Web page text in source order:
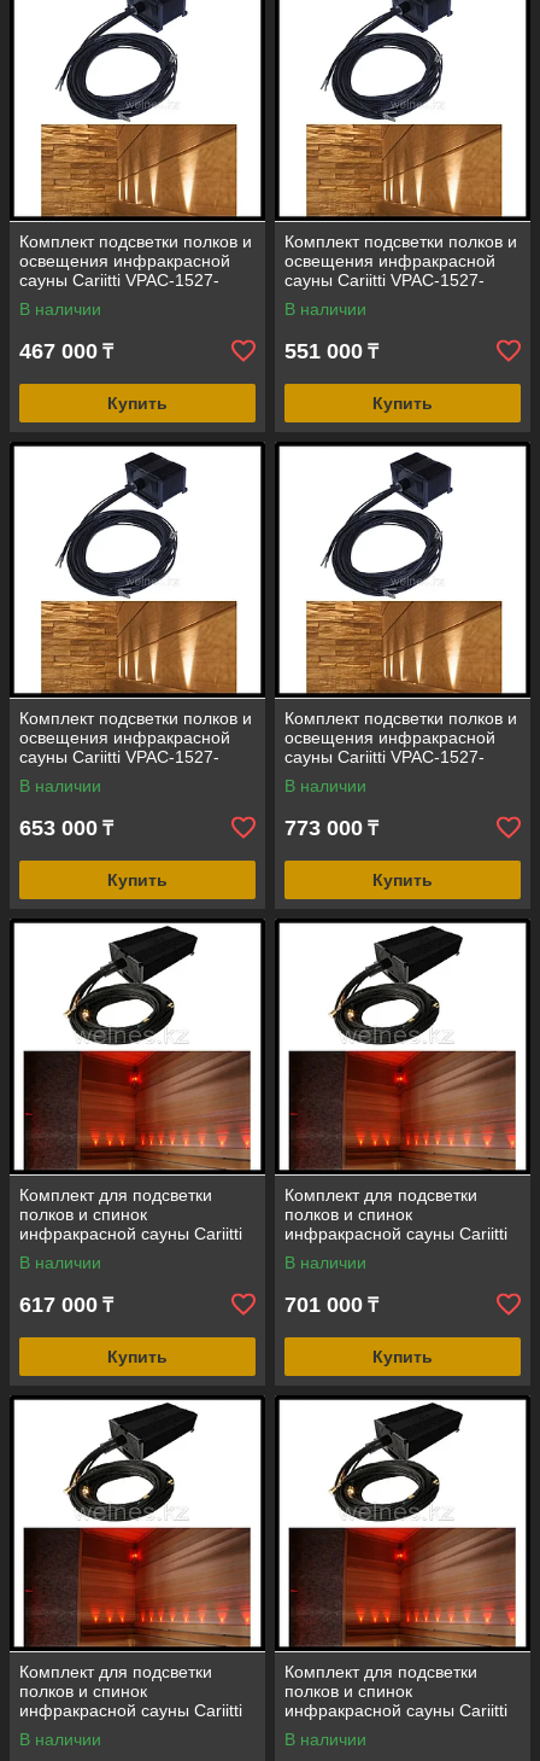
Комплект подсветки полков и
освещения инфракрасной
сауны Cariitti VPAC-1527-
G211 (стекловолокно, 10+1
точка)
В наличии
467 000 ₸
Купить
Комплект подсветки полков и
освещения инфракрасной
сауны Cariitti VPAC-1527-
G217 (стекловолокно, 16+1
точка)
В наличии
551 000 ₸
Купить
Комплект подсветки полков и
освещения инфракрасной
сауны Cariitti VPAC-1527-
G223 (стекловолокно, 22+1
точка)
В наличии
653 000 ₸
Купить
Комплект подсветки полков и
освещения инфракрасной
сауны Cariitti VPAC-1527-
G229 (стекловолокно, 28+1
точка)
В наличии
773 000 ₸
Купить
Комплект для подсветки
полков и спинок
инфракрасной сауны Cariitti
VPL30C-G211 (смена цветов,
10+1 точка)
В наличии
617 000 ₸
Купить
Комплект для подсветки
полков и спинок
инфракрасной сауны Cariitti
VPL30C-G217 (смена цветов,
16+1 точка)
В наличии
701 000 ₸
Купить
Комплект для подсветки
полков и спинок
инфракрасной сауны Cariitti
VPL30C-G223 (смена цветов,
22+1 точка)
В наличии
Комплект для подсветки
полков и спинок
инфракрасной сауны Cariitti
VPL30C-G229 (смена цветов,
28+1 точка)
В наличии